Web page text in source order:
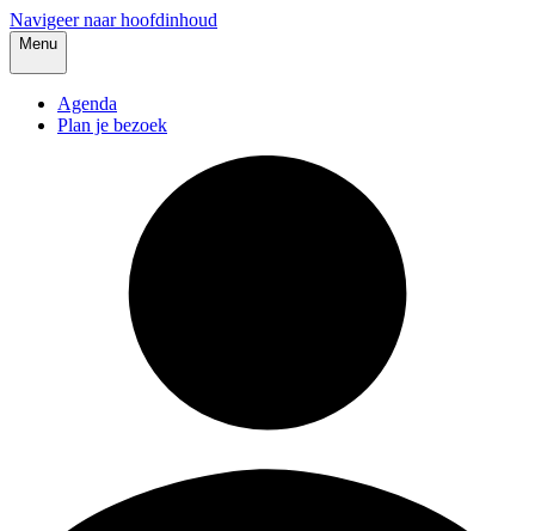
Navigeer naar hoofdinhoud
Menu
Agenda
Plan je bezoek